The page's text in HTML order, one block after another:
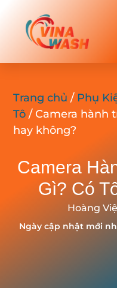
Trang chủ / Phụ
Tô / Camera hành
hay không?
Camera
Gì? Có
Hoàng
Ngày cập nhật mới